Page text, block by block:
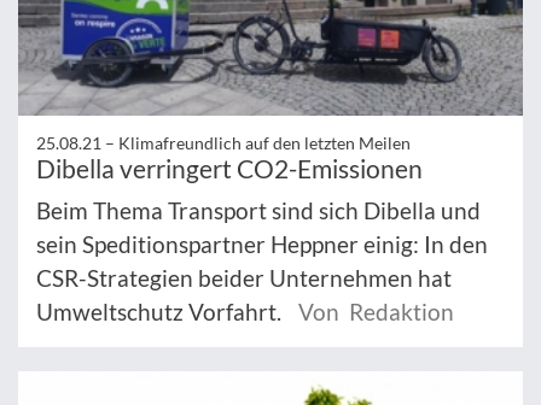
25.08.21 – Klimafreundlich auf den letzten Meilen
Dibella verringert CO2-Emissionen
Beim Thema Transport sind sich Dibella und
sein Speditionspartner Heppner einig: In den
CSR-Strategien beider Unternehmen hat
Umweltschutz Vorfahrt.
Von Redaktion